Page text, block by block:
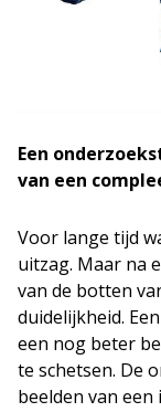
Een
van een
Voor lange tijd
uitzag. Maar na
van de botten
duidelijkheid.
een nog beter
te schetsen. De
beelden van